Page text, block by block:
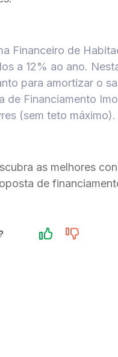
Financeiro de
a 12% ao ano.
para amortizar o
de Financiamento
(sem teto máximo).
as melhores
de